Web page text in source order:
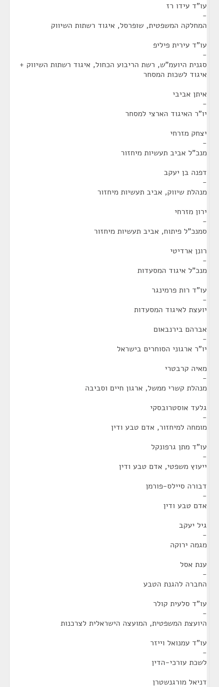
עו"ד עידו רז
-
המחלקה המשפטית, שופרסל, איגוד רשתות השיווק
עו"ד עירית פיליפ
-
סגנית היועמ"ש, רשת הריבוע הכחול, איגוד רשתות השיווק +
איגוד לשכות המסחר
איתן אביבי
-
יו"ר האיגוד הארצי למסחר
יצחק מזרחי
-
מנכ"ל אביב תעשיות מיחזור
דפנה בן יעקב
-
מנהלת שיווק, אביב תעשיות מיחזור
ירון מזרחי
-
סמנכ"ל פיתוח, אביב תעשיות מיחזור
רונן ארדיטי
-
מנכ"ל איגוד המסעדות
עו"ד רות פרמינגר
-
יועצת לאיגוד המסעדות
אברהם בירנבאום
-
יו"ר ארגוני הסוחרים בישראל
מאיה קרבטרי
-
מנהלת קשרי ממשל, ארגון חיים וסביבה
גלעד אוסטרובסקי
-
מומחה למיחזור, אדם טבע ודין
עו"ד מתן גרפונקל
-
ייעוץ משפטי, אדם טבע ודין
דבורה סיילס-פורמן
-
אדם טבע ודין
גיל יעקב
-
מגמה ירוקה
ענת אסל
-
החברה להגנת הטבע
עו"ד סלעית קולר
-
היועצת המשפטית, המועצה הישראלית לצרכנות
עו"ד עמנואל וייזר
-
לשכת עורכי-הדין
דניאל מורגנשטרן